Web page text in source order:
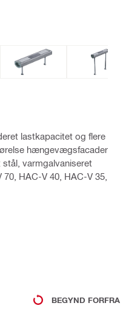
lastkapacitet og flere
hængevægsfacader
varmgalvaniseret
HAC-V 40, HAC-V 35,
BEGYND FORFRA